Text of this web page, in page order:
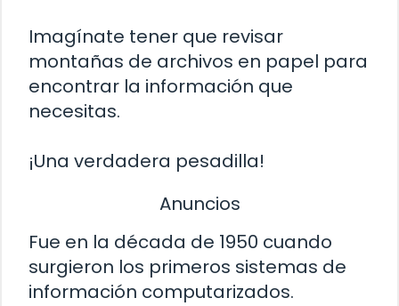
Imagínate tener que revisar
montañas de archivos en papel para
encontrar la información que
necesitas.
¡Una verdadera pesadilla!
Anuncios
Fue en la década de 1950 cuando
surgieron los primeros sistemas de
información computarizados.